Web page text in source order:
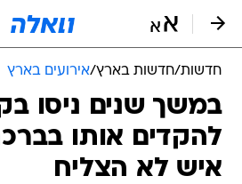
חדשות/חדשות בארץ/אירועים בארץ
במשך שנים ניסו
להקדים אותו
איש לא הצליח